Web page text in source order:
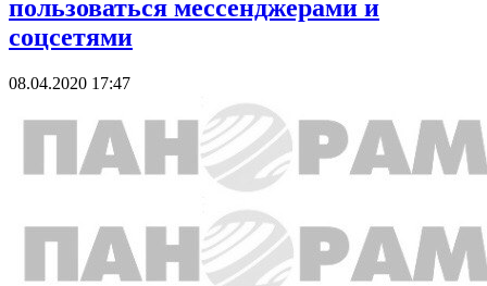
пользоваться мессенджерами и
соцсетями
08.04.2020 17:47